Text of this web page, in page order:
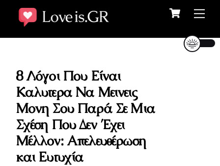
Skip
content
Cart
8 Λόγοι Που Είναι
Καλυτερα Να Μεινεις
Μονη Σου Παρά Σε Μια
Σχέση Που Δεν Έχει
Μέλλον: Απελευθέρωση
και Ευτυχία